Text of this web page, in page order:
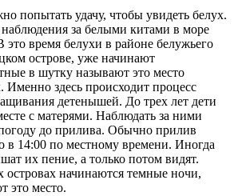
попытать удачу, чтобы увидеть белух.
за белыми китами в море
это время белухи в районе белужьего
острове, уже начинают
в шутку называют это место
Именно здесь происходит процесс
детенышей. До трех лет дети
с матерями. Наблюдать за ними
до прилива. Обычно прилив
в 14:00 по местному времени. Иногда
их пение, а только потом видят.
островах начинаются темные ночи,
это место.